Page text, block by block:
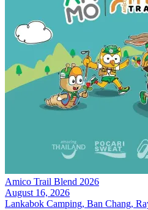
Amico Trail Blend 2026
August 16, 2026
Lankabok Camping, Ban Chang,